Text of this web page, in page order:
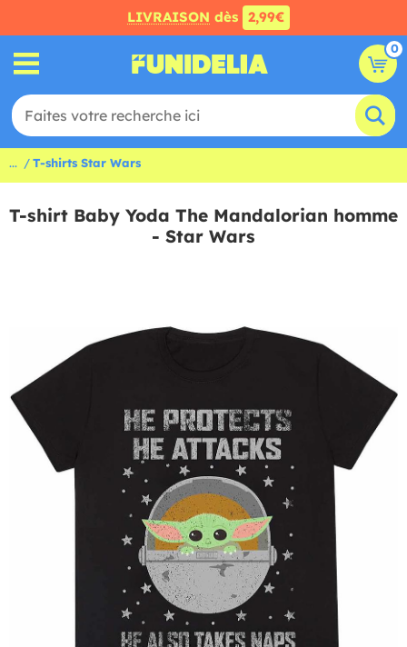
LIVRAISON dès 2,99€
0
... T-shirts Star Wars
T-shirt Baby Yoda The Mandalorian homme
- Star Wars